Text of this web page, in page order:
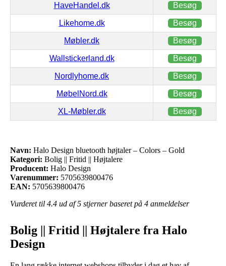
HaveHandel.dk Besøg
Likehome.dk Besøg
Møbler.dk Besøg
Wallstickerland.dk Besøg
Nordlyhome.dk Besøg
MøbelNord.dk Besøg
XL-Møbler.dk Besøg
Navn: Halo Design bluetooth højtaler – Colors – Gold
Kategori: Bolig || Fritid || Højtalere
Producent: Halo Design
Varenummer: 5705639800476
EAN: 5705639800476
Vurderet til 4.4 ud af 5 stjerner baseret på 4 anmeldelser
Bolig || Fritid || Højtalere fra Halo
Design